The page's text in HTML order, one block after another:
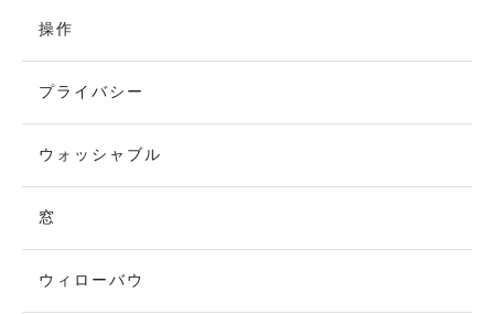
操作
プライバシー
ウォッシャブル
窓
ウィローバウ